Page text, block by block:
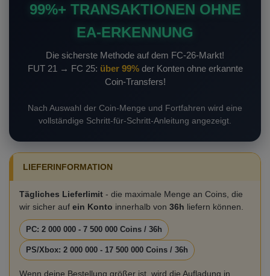
99%+ TRANSAKTIONEN OHNE
EA-ERKENNUNG
Die sicherste Methode auf dem FC-26-Markt!
FUT 21 → FC 25: über 99%der Konten ohne erkannte
Coin-Transfers!
Nach Auswahl der Coin-Menge und Fortfahren wird eine
vollständige Schritt-für-Schritt-Anleitung angezeigt.
LIEFERINFORMATION
Tägliches Lieferlimit - die maximale Menge an Coins, die
wir sicher auf ein Konto innerhalb von 36h liefern können.
PC: 2 000 000 - 7 500 000 Coins / 36h
PS/Xbox: 2 000 000 - 17 500 000 Coins / 36h
Wenn deine Bestellung größer ist, wird die Aufladung in